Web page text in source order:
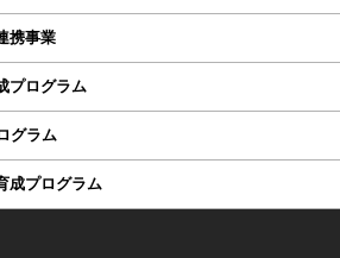
携事業
プログラム
グラム
成プログラム